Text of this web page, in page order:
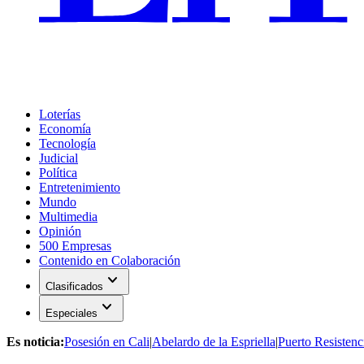
Loterías
Economía
Tecnología
Judicial
Política
Entretenimiento
Mundo
Multimedia
Opinión
500 Empresas
Contenido en Colaboración
Clasificados expand_more
Especiales expand_more
Es noticia:Posesión en Cali|Abelardo de la Espriella|Puerto